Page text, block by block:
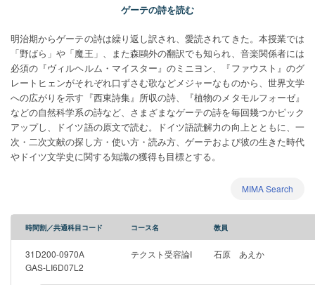
ゲーテの詩を読む
明治期からゲーテの詩は繰り返し訳され、愛読されてきた。本授業では
「野ばら」や「魔王」、また森鷗外の翻訳でも知られ、音楽関係者には
必須の『ヴィルヘルム・マイスター』のミニヨン、『ファウスト』のグ
レートヒェンがそれぞれ口ずさむ歌などメジャーなものから、世界文学
への広がりを示す『西東詩集』所収の詩、『植物のメタモルフォーゼ』
などの自然科学系の詩など、さまざまなゲーテの詩を毎回幾つかピック
アップし、ドイツ語の原文で読む。ドイツ語読解力の向上とともに、一
次・二次文献の探し方・使い方・読み方、ゲーテおよび彼の生きた時代
やドイツ文学史に関する知識の獲得も目標とする。
MIMA Search
時間割／共通科目コード コース名 教員
31D200-0970A
GAS-LI6D07L2
テクスト受容論I 石原 あえか